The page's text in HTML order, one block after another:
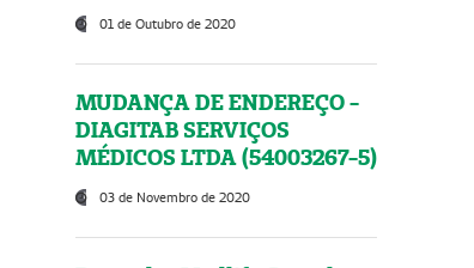
01 de Outubro de 2020
MUDANÇA DE ENDEREÇO -
DIAGITAB SERVIÇOS
MÉDICOS LTDA (54003267-5)
03 de Novembro de 2020